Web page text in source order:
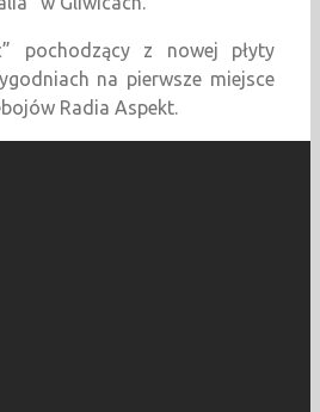
pochodzący z nowej płyty
na pierwsze miejsce
Radia Aspekt.